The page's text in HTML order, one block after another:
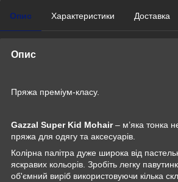
Опис Характеристики Доставка
Опис
Пряжа преміум-класу.
Gazzal Super Kid Mohair– м’яка тонка
пряжа для одягу та аксесуарів.
Колірна палітра дуже широка від
яскравих кольорів. Зробіть легку
об'ємний виріб використовуючи кілька